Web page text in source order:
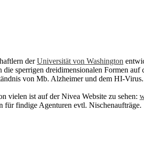
derUniversität von Washington
sperrigen dreidimensionalen Formen
von Mb. Alzheimer und dem HI-
vielen ist auf der Nivea Website zu sehen:
für findige Agenturen evtl. Nischenaufträge.